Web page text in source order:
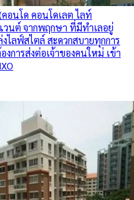
อนโด คอนโดเลต ไลท์
นต์ จากพฤกษา ที่มีทำเลอยู่
ไลฟ์สไตล์ สะดวกสบายทุกการ
การส่งต่อเจ้าของคนใหม่ เข้า